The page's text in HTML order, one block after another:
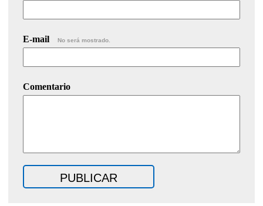
E-mail No será mostrado.
Comentario